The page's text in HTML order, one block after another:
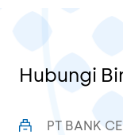
Hubungi
PT BANK